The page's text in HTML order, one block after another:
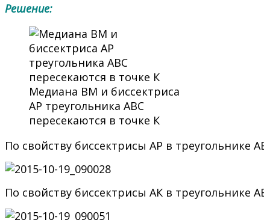
Решение:
Медиана ВМ и биссектриса
АР треугольника АВС
пересекаются в точке К
По свойству биссектрисы АР в треугольнике
По свойству биссектрисы АК в треугольнике